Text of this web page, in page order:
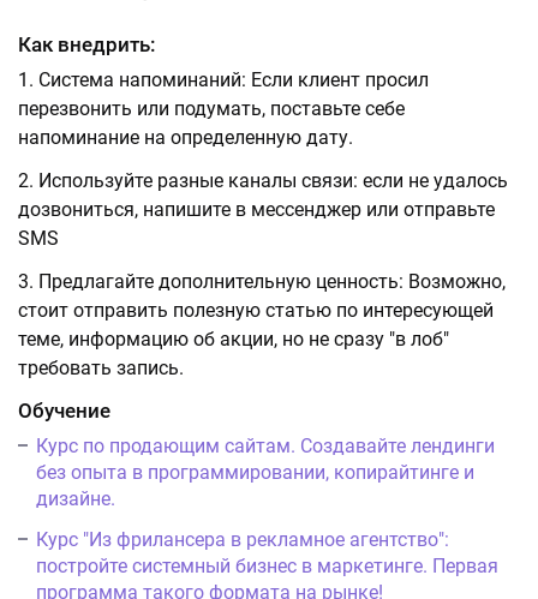
Как внедрить:
Система напоминаний: Если клиент просил
перезвонить или подумать, поставьте себе
напоминание на определенную дату.
Используйте разные каналы связи: если не удалось
дозвониться, напишите в мессенджер или отправьте
SMS
Предлагайте дополнительную ценность: Возможно,
стоит отправить полезную статью по интересующей
теме, информацию об акции, но не сразу "в лоб"
требовать запись.
Обучение
Курс по продающим сайтам. Создавайте лендинги
без опыта в программировании, копирайтинге и
дизайне.
Курс "Из фрилансера в рекламное агентство":
постройте системный бизнес в маркетинге. Первая
программа такого формата на рынке!